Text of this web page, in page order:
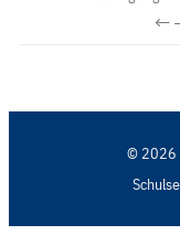
←
© 2026